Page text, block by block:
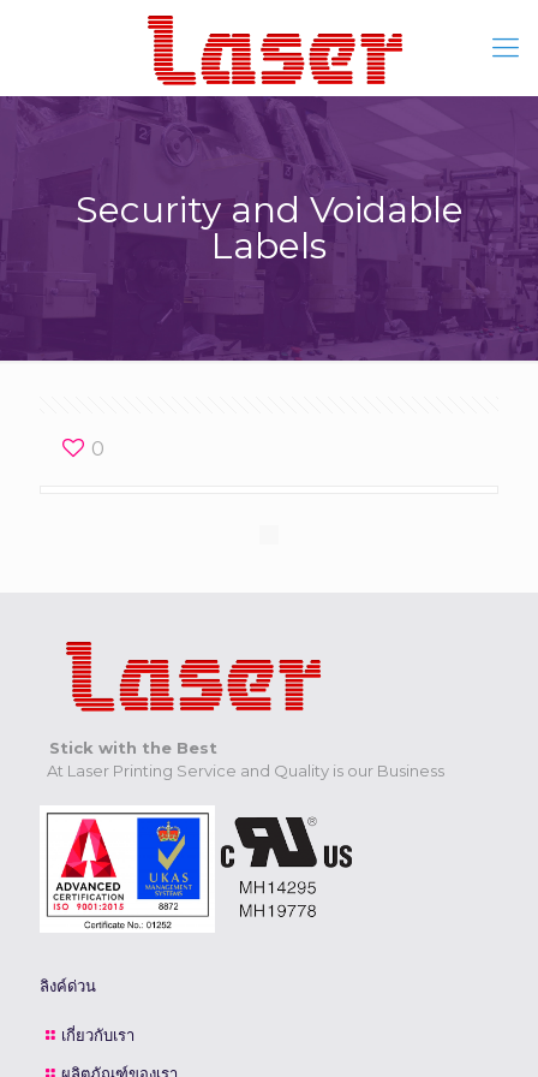
Security and Voidable
Labels
0
Stick with the Best
At Laser Printing Service and Quality is our Business
ลิงค์ด่วน
เกี่ยวกับเรา